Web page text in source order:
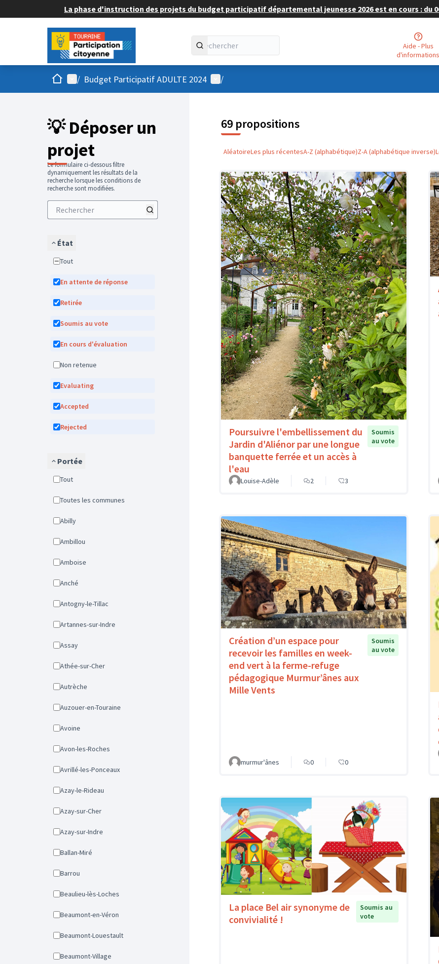
La phase d'instruction des projets du budget participatif départemental jeunesse 2026 est en cours : du
Aide - Plus
d'informations
AccueilMenu principal
/ Budget Participatif ADULTE 2024 Menu utilisateur
/
💡 Déposer un
projet
Le formulaire ci-dessous filtre
dynamiquement les résultats de la
recherche lorsque les conditions de
recherche sont modifiées.
État
Tout
En attente de réponse
Retirée
Soumis au vote
En cours d'évaluation
Non retenue
Evaluating
Accepted
Rejected
Portée
Tout
Toutes les communes
Abilly
Ambillou
Amboise
Anché
Antogny-le-Tillac
Artannes-sur-Indre
Assay
Athée-sur-Cher
Autrèche
Auzouer-en-Touraine
Avoine
Avon-les-Roches
Avrillé-les-Ponceaux
Azay-le-Rideau
Azay-sur-Cher
Azay-sur-Indre
Ballan-Miré
Barrou
Beaulieu-lès-Loches
Beaumont-en-Véron
Beaumont-Louestault
Beaumont-Village
69 propositions
AléatoireLes plus récentesA-Z (alphabétique)Z-A (alphabétique inverse)
Poursuivre l'embellissement du
Jardin d'Aliénor par une longue
banquette ferrée et un accès à
l'eau
Soumis
au vote
Louise-Adèle 2 3
Création d’un espace pour
recevoir les familles en week-
end vert à la ferme-refuge
pédagogique Murmur’ânes aux
Mille Vents
Soumis
au vote
murmur'ânes 0 0
La place Bel air synonyme de
convivialité !
Soumis au
vote